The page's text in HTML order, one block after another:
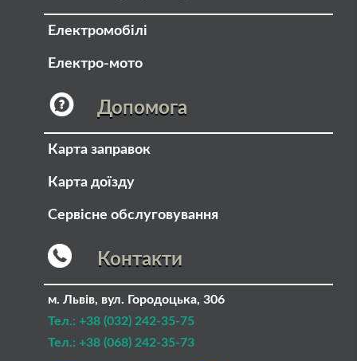
Електромобілі
Електро-мото
Допомога
Карта заправок
Карта доїзду
Сервісне обслуговування
Контакти
м. Львів, вул. Городоцька, 306
Тел.: +38 (032) 242-35-75
Тел.: +38 (068) 242-35-73